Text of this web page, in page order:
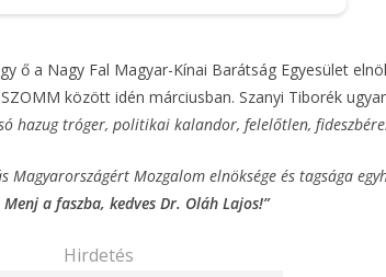
ő a Nagy Fal Magyar-Kínai Barátság Egyesület
között idén márciusban. Szanyi Tiborék
hazug tróger, politikai kalandor, felelőtlen,
Magyarországért Mozgalom elnöksége és tagsága
Menj a faszba, kedves Dr. Oláh Lajos!”
Hirdetés